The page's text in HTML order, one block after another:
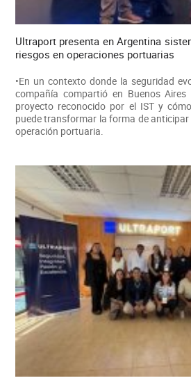
Ultraport presenta en Argentina
riesgos en operaciones portuarias
•En un contexto donde la seguridad
compañía compartió en Buenos
proyecto reconocido por el IST y
puede transformar la forma de
operación portuaria.